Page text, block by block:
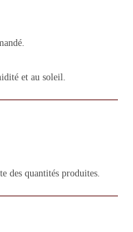
et au soleil.
des quantités produites.